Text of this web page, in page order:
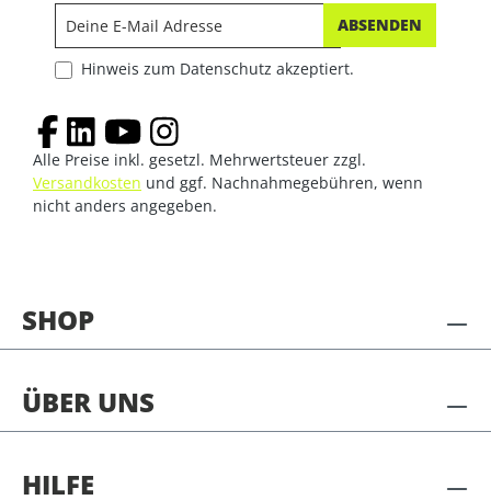
SHOP
ÜBER UNS
HILFE
ABSENDEN
Hinweis zum Datenschutz akzeptiert.
Alle Preise inkl. gesetzl. Mehrwertsteuer zzgl.
Versandkosten und ggf. Nachnahmegebühren, wenn
nicht anders angegeben.